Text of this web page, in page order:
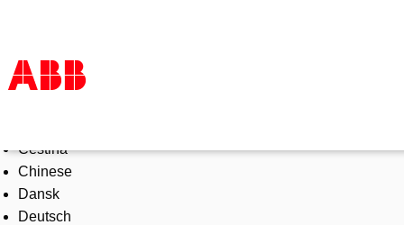
Products & Solutions
Industries
Services
About us
Čeština
Chinese
Dansk
Deutsch